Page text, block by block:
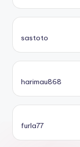
sastoto
harimau868
furla77